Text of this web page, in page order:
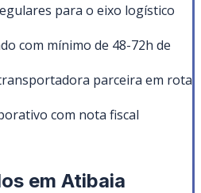
para o eixo logístico
com mínimo de 48-72h de
parceira em rota
com nota fiscal
em Atibaia